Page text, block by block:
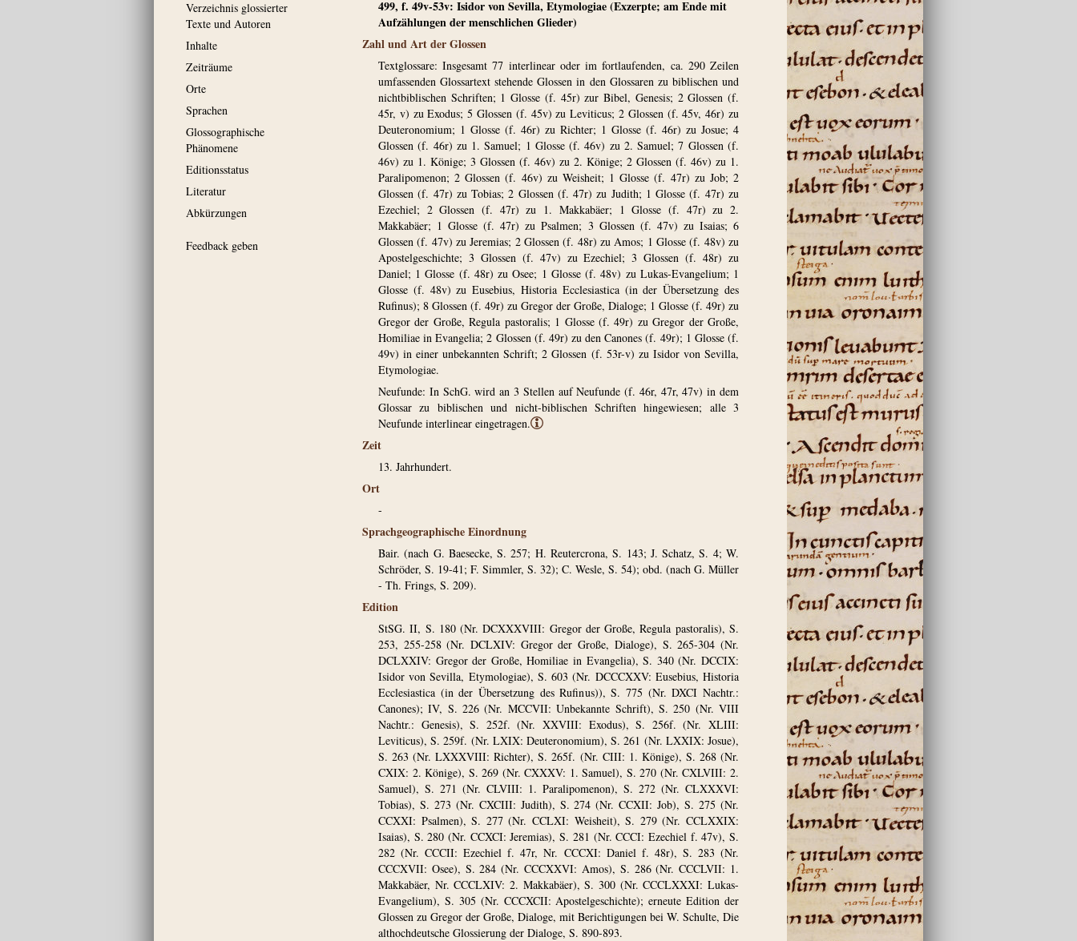
Verzeichnis glossierter
Texte und Autoren
Inhalte
Zeiträume
Orte
Sprachen
Glossographische
Phänomene
Editionsstatus
Literatur
Abkürzungen
Feedback geben
499, f. 49v-53v: Isidor von Sevilla, Etymologiae (Exzerpte; am Ende mit
Aufzählungen der menschlichen Glieder)
Zahl und Art der Glossen
Textglossare: Insgesamt 77 interlinear oder im fortlaufenden, ca. 290 Zeilen
umfassenden Glossartext stehende Glossen in den Glossaren zu biblischen und
nichtbiblischen Schriften; 1 Glosse (f. 45r) zur Bibel, Genesis; 2 Glossen (f.
45r, v) zu Exodus; 5 Glossen (f. 45v) zu Leviticus; 2 Glossen (f. 45v, 46r) zu
Deuteronomium; 1 Glosse (f. 46r) zu Richter; 1 Glosse (f. 46r) zu Josue; 4
Glossen (f. 46r) zu 1. Samuel; 1 Glosse (f. 46v) zu 2. Samuel; 7 Glossen (f.
46v) zu 1. Könige; 3 Glossen (f. 46v) zu 2. Könige; 2 Glossen (f. 46v) zu 1.
Paralipomenon; 2 Glossen (f. 46v) zu Weisheit; 1 Glosse (f. 47r) zu Job; 2
Glossen (f. 47r) zu Tobias; 2 Glossen (f. 47r) zu Judith; 1 Glosse (f. 47r) zu
Ezechiel; 2 Glossen (f. 47r) zu 1. Makkabäer; 1 Glosse (f. 47r) zu 2.
Makkabäer; 1 Glosse (f. 47r) zu Psalmen; 3 Glossen (f. 47v) zu Isaias; 6
Glossen (f. 47v) zu Jeremias; 2 Glossen (f. 48r) zu Amos; 1 Glosse (f. 48v) zu
Apostelgeschichte; 3 Glossen (f. 47v) zu Ezechiel; 3 Glossen (f. 48r) zu
Daniel; 1 Glosse (f. 48r) zu Osee; 1 Glosse (f. 48v) zu Lukas-Evangelium; 1
Glosse (f. 48v) zu Eusebius, Historia Ecclesiastica (in der Übersetzung des
Rufinus); 8 Glossen (f. 49r) zu Gregor der Große, Dialoge; 1 Glosse (f. 49r) zu
Gregor der Große, Regula pastoralis; 1 Glosse (f. 49r) zu Gregor der Große,
Homiliae in Evangelia; 2 Glossen (f. 49r) zu den Canones (f. 49r); 1 Glosse (f.
49v) in einer unbekannten Schrift; 2 Glossen (f. 53r-v) zu Isidor von Sevilla,
Etymologiae.
Neufunde: In SchG. wird an 3 Stellen auf Neufunde (f. 46r, 47r, 47v) in dem
Glossar zu biblischen und nicht-biblischen Schriften hingewiesen; alle 3
Neufunde interlinear eingetragen.ⓘ
Zeit
13. Jahrhundert.
Ort
-
Sprachgeographische Einordnung
Bair. (nach G. Baesecke, S. 257; H. Reutercrona, S. 143; J. Schatz, S. 4; W.
Schröder, S. 19-41; F. Simmler, S. 32); C. Wesle, S. 54); obd. (nach G. Müller
- Th. Frings, S. 209).
Edition
StSG. II, S. 180 (Nr. DCXXXVIII: Gregor der Große, Regula pastoralis), S.
253, 255-258 (Nr. DCLXIV: Gregor der Große, Dialoge), S. 265-304 (Nr.
DCLXXIV: Gregor der Große, Homiliae in Evangelia), S. 340 (Nr. DCCIX:
Isidor von Sevilla, Etymologiae), S. 603 (Nr. DCCCXXV: Eusebius, Historia
Ecclesiastica (in der Übersetzung des Rufinus)), S. 775 (Nr. DXCI Nachtr.:
Canones); IV, S. 226 (Nr. MCCVII: Unbekannte Schrift), S. 250 (Nr. VIII
Nachtr.: Genesis), S. 252f. (Nr. XXVIII: Exodus), S. 256f. (Nr. XLIII:
Leviticus), S. 259f. (Nr. LXIX: Deuteronomium), S. 261 (Nr. LXXIX: Josue),
S. 263 (Nr. LXXXVIII: Richter), S. 265f. (Nr. CIII: 1. Könige), S. 268 (Nr.
CXIX: 2. Könige), S. 269 (Nr. CXXXV: 1. Samuel), S. 270 (Nr. CXLVIII: 2.
Samuel), S. 271 (Nr. CLVIII: 1. Paralipomenon), S. 272 (Nr. CLXXXVI:
Tobias), S. 273 (Nr. CXCIII: Judith), S. 274 (Nr. CCXII: Job), S. 275 (Nr.
CCXXI: Psalmen), S. 277 (Nr. CCLXI: Weisheit), S. 279 (Nr. CCLXXIX:
Isaias), S. 280 (Nr. CCXCI: Jeremias), S. 281 (Nr. CCCI: Ezechiel f. 47v), S.
282 (Nr. CCCII: Ezechiel f. 47r, Nr. CCCXI: Daniel f. 48r), S. 283 (Nr.
CCCXVII: Osee), S. 284 (Nr. CCCXXVI: Amos), S. 286 (Nr. CCCLVII: 1.
Makkabäer, Nr. CCCLXIV: 2. Makkabäer), S. 300 (Nr. CCCLXXXI: Lukas-
Evangelium), S. 305 (Nr. CCCXCII: Apostelgeschichte); erneute Edition der
Glossen zu Gregor der Große, Dialoge, mit Berichtigungen bei W. Schulte, Die
althochdeutsche Glossierung der Dialoge, S. 890-893.